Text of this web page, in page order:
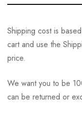
Shipping cost is
cart and use the
price.
We want you to be
can be returned or